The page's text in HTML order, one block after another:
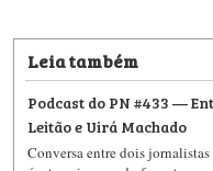
Leia também
Podcast do PN #433 —
Leitão e Uirá Machado
Conversa entre dois